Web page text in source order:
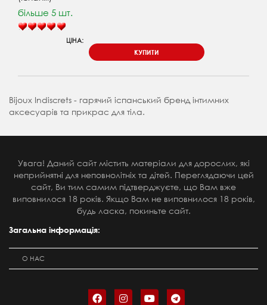
більше 5 шт.
ЦІНА:
КУПИТИ
Bijoux Indiscrets - гарячий іспанський бренд інтимних
аксесуарів та прикрас для тіла.
Увага! Даний сайт містить матеріали для дорослих, які
неприйнятні для неповнолітніх та дітей. Переглядаючи цей
сайт, Ви тим самим підтверджуєте, що Вам вже
виповнилося 18 років. Якщо Вам не виповнилося 18 років,
будь ласка, покиньте сайт.
Загальна інформація:
О НАС